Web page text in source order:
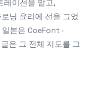
레이션을 맡고,
로닝 윤리에 선을 그었
본은 CoeFont ·
은 그 전체 지도를 그